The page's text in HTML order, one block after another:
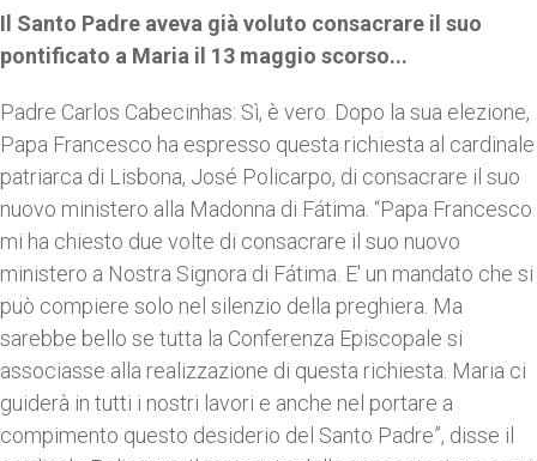
Il Santo Padre aveva già voluto consacrare il suo
pontificato a Maria il 13 maggio scorso...
Padre Carlos Cabecinhas: Sì, è vero. Dopo la sua elezione,
Papa Francesco ha espresso questa richiesta al cardinale
patriarca di Lisbona, José Policarpo, di consacrare il suo
nuovo ministero alla Madonna di Fátima. “Papa Francesco
mi ha chiesto due volte di consacrare il suo nuovo
ministero a Nostra Signora di Fátima. E' un mandato che si
può compiere solo nel silenzio della preghiera. Ma
sarebbe bello se tutta la Conferenza Episcopale si
associasse alla realizzazione di questa richiesta. Maria ci
guiderà in tutti i nostri lavori e anche nel portare a
compimento questo desiderio del Santo Padre”, disse il